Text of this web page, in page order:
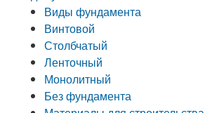
Виды фундамента
Винтовой
Столбчатый
Ленточный
Монолитный
Без фундамента